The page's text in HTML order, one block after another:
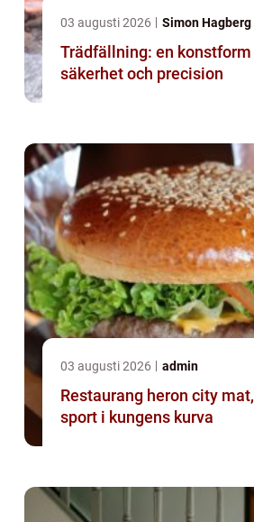
03 augusti 2026 Simon Hagberg
Trädfällning: en konstform
säkerhet och precision
03 augusti 2026 admin
Restaurang heron city mat, nöjen och
sport i kungens kurva